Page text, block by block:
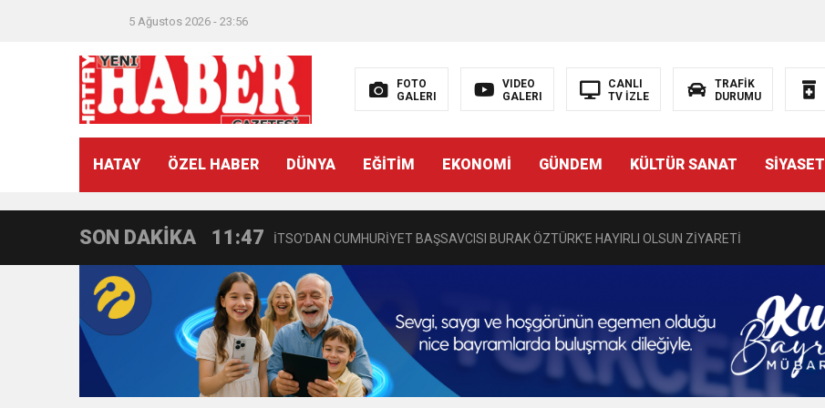
5 Ağustos 2026 - 23:56
FOTO
GALERI
VIDEO
GALERI
CANLI
TV İZLE
TRAFİK
DURUMU
HATAY ÖZEL HABER DÜNYA EĞİTİM EKONOMİ GÜNDEM KÜLTÜR SANAT SİYASET
SON DAKİKA
21:40
11:47 İTSO’DAN CUMHURİYET BAŞSAVCISI BURAK ÖZTÜRK’E HAYIRLI OLSUN ZİYARETİ
18:55 İNCE’NİN CHP’DE KALMASININ PERDE ARKASI: GÖRÜNENDEN DAHA FAZLASI MI VAR?
11:57 IŞIL Eczanesi Görkemli Bir Törenle Hizmete Açıldı
21:40